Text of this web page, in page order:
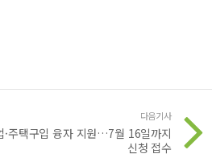
다음기사
·주택구입 융자 지원…7월 16일까지
신청 접수